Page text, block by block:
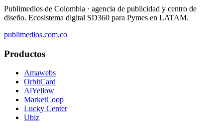
Publimedios de Colombia · agencia de publicidad y centro de
diseño. Ecosistema digital SD360 para Pymes en LATAM.
publimedios.com.co
Productos
Amawebs
OrbitCard
AiYellow
MarketCoop
Lucky Center
Ubiz